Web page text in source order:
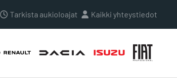
Tarkista aukioloajat Kaikki yhteystiedot